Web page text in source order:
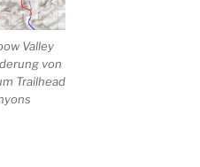
Valley
von
Trailhead